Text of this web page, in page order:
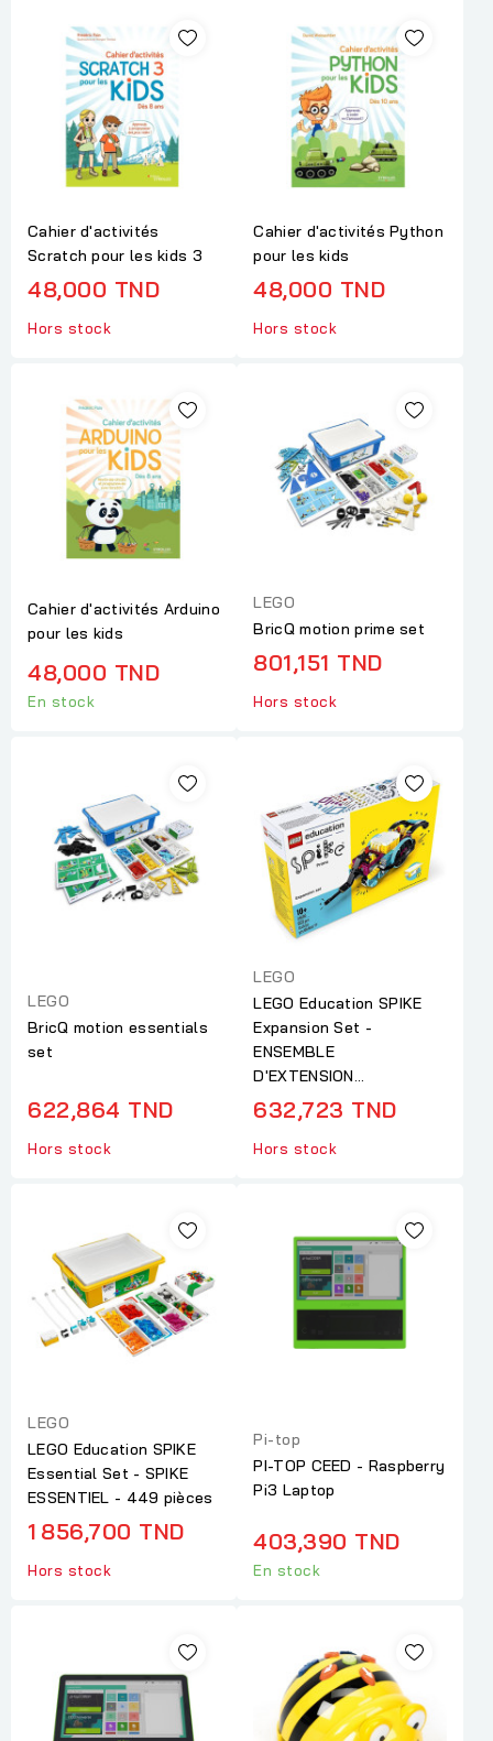
Cahier d'activités
Scratch pour les kids 3
48,000 TND
Hors stock
Cahier d'activités Python
pour les kids
48,000 TND
Hors stock
Cahier d'activités Arduino
pour les kids
48,000 TND
En stock
LEGO
BricQ motion prime set
801,151 TND
Hors stock
LEGO
BricQ motion essentials
set
622,864 TND
Hors stock
LEGO
LEGO Education SPIKE
Expansion Set -
ENSEMBLE
D'EXTENSION...
632,723 TND
Hors stock
LEGO
LEGO Education SPIKE
Essential Set - SPIKE
ESSENTIEL - 449 pièces
1 856,700 TND
Hors stock
Pi-top
PI-TOP CEED - Raspberry
Pi3 Laptop
403,390 TND
En stock